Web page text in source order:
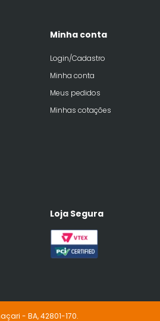
Minha conta
Login/Cadastro
Minha conta
Meus pedidos
Minhas cotações
Loja Segura
- BA, 42801-170.